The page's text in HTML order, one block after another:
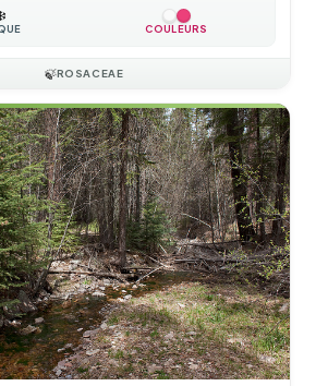
COULEURS
🍃ROSACEAE